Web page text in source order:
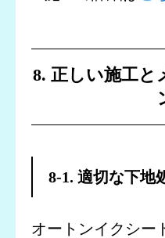
8. 正しい施工と
8-1. 適切な下地
オートンイクシー